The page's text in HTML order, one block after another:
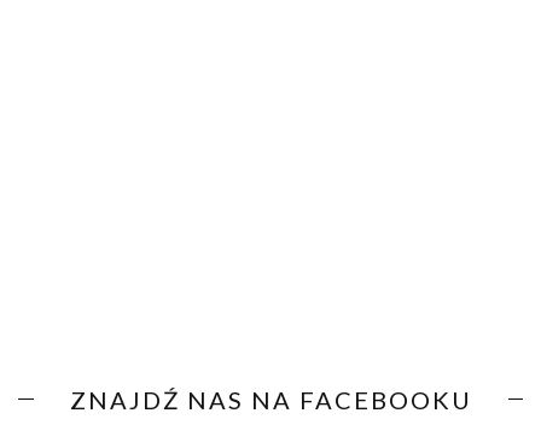
ZNAJDŹ NAS NA FACEBOOKU